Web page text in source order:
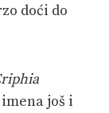
doći do
imena još i